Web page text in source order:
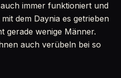
immer funktioniert und
dem Daynia es getrieben
gerade wenige Männer.
auch verübeln bei so